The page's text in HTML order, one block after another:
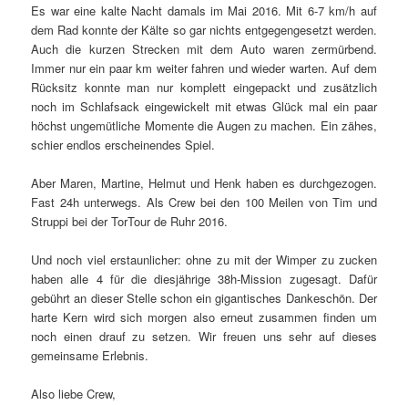
Es war eine kalte Nacht damals im Mai 2016. Mit 6-7 km/h auf
dem Rad konnte der Kälte so gar nichts entgegengesetzt werden.
Auch die kurzen Strecken mit dem Auto waren zermürbend.
Immer nur ein paar km weiter fahren und wieder warten. Auf dem
Rücksitz konnte man nur komplett eingepackt und zusätzlich
noch im Schlafsack eingewickelt mit etwas Glück mal ein paar
höchst ungemütliche Momente die Augen zu machen. Ein zähes,
schier endlos erscheinendes Spiel.
Aber Maren, Martine, Helmut und Henk haben es durchgezogen.
Fast 24h unterwegs. Als Crew bei den 100 Meilen von Tim und
Struppi bei der TorTour de Ruhr 2016.
Und noch viel erstaunlicher: ohne zu mit der Wimper zu zucken
haben alle 4 für die diesjährige 38h-Mission zugesagt. Dafür
gebührt an dieser Stelle schon ein gigantisches Dankeschön. Der
harte Kern wird sich morgen also erneut zusammen finden um
noch einen drauf zu setzen. Wir freuen uns sehr auf dieses
gemeinsame Erlebnis.
Also liebe Crew,